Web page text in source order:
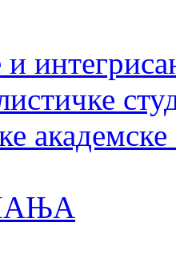
академске